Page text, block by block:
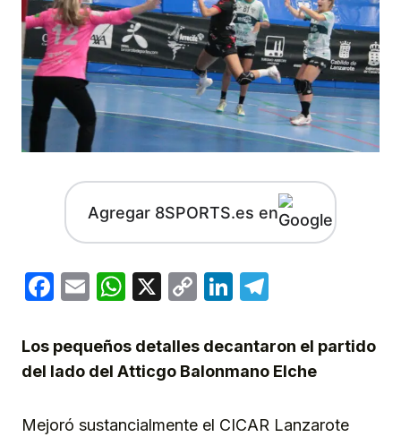
Agregar 8SPORTS.es en
Facebook
EmailWhatsApp
X
CopyLinkedIn
Los pequeños detalles decantaron el partido
del lado del Atticgo Balonmano Elche
Mejoró sustancialmente el CICAR Lanzarote